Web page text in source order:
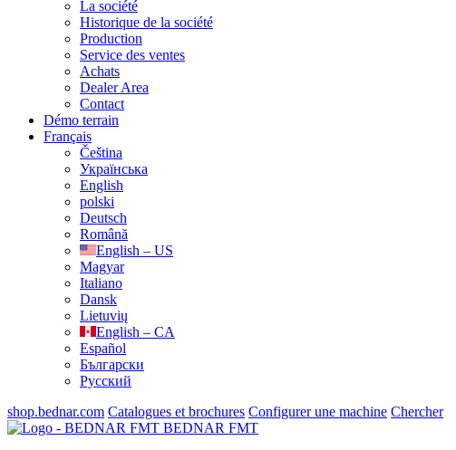
La société
Historique de la société
Production
Service des ventes
Achats
Dealer Area
Contact
Démo terrain
Français
Čeština
Українська
English
polski
Deutsch
Română
English – US
Magyar
Italiano
Dansk
Lietuvių
English – CA
Español
Български
Русский
shop.bednar.com Catalogues et brochures Configurer une machine Chercher
BEDNAR FMT